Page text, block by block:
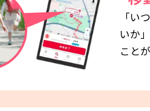
「い
いか
こと